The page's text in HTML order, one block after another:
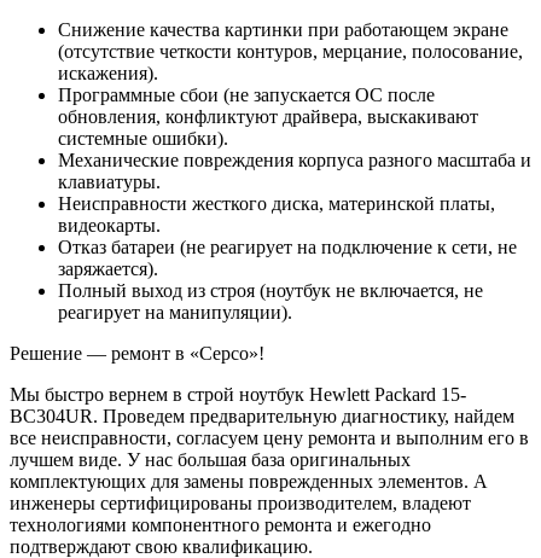
Снижение качества картинки при работающем экране
(отсутствие четкости контуров, мерцание, полосование,
искажения).
Программные сбои (не запускается ОС после
обновления, конфликтуют драйвера, выскакивают
системные ошибки).
Механические повреждения корпуса разного масштаба и
клавиатуры.
Неисправности жесткого диска, материнской платы,
видеокарты.
Отказ батареи (не реагирует на подключение к сети, не
заряжается).
Полный выход из строя (ноутбук не включается, не
реагирует на манипуляции).
Решение — ремонт в «Серсо»!
Мы быстро вернем в строй ноутбук Hewlett Packard 15-
BC304UR. Проведем предварительную диагностику, найдем
все неисправности, согласуем цену ремонта и выполним его в
лучшем виде. У нас большая база оригинальных
комплектующих для замены поврежденных элементов. А
инженеры сертифицированы производителем, владеют
технологиями компонентного ремонта и ежегодно
подтверждают свою квалификацию.